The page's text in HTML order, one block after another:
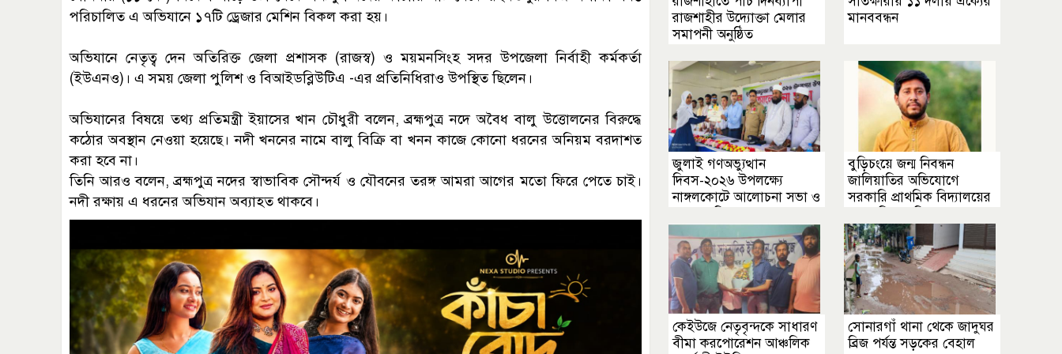
পরিচালিত এ অভিযানে ১৭টি ড্রেজার মেশিন বিকল করা হয়।
অভিযানে নেতৃত্ব দেন অতিরিক্ত জেলা প্রশাসক (রাজস্ব) ও ময়মনসিংহ সদর উপজেলা নির্বাহী কর্মকর্তা
(ইউএনও)। এ সময় জেলা পুলিশ ও বিআইডব্লিউটিএ -এর প্রতিনিধিরাও উপস্থিত ছিলেন।
অভিযানের বিষয়ে তথ্য প্রতিমন্ত্রী ইয়াসের খান চৌধুরী বলেন, ব্রহ্মপুত্র নদে অবৈধ বালু উত্তোলনের বিরুদ্ধে
কঠোর অবস্থান নেওয়া হয়েছে। নদী খননের নামে বালু বিক্রি বা খনন কাজে কোনো ধরনের অনিয়ম বরদাশত
করা হবে না।
‎তিনি আরও বলেন, ব্রহ্মপুত্র নদের স্বাভাবিক সৌন্দর্য ও যৌবনের তরঙ্গ আমরা আগের মতো ফিরে পেতে চাই।
নদী রক্ষায় এ ধরনের অভিযান অব্যাহত থাকবে।
রাজশাহীর উদ্যোক্তা মেলার
সমাপনী অনুষ্ঠিত
মানববন্ধন
জুলাই গণঅভ্যুত্থান
দিবস-২০২৬ উপলক্ষ্যে
নাঙ্গলকোটে আলোচনা সভা ও
বুড়িচংয়ে জন্ম নিবন্ধন
জালিয়াতির অভিযোগে
সরকারি প্রাথমিক বিদ্যালয়ের
কেইউজে নেতৃবৃন্দকে সাধারণ
বীমা করপোরেশন আঞ্চলিক
সোনারগাঁ থানা থেকে জাদুঘর
ব্রিজ পর্যন্ত সড়কের বেহাল